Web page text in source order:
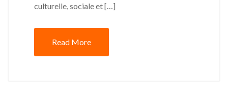
culturelle, sociale et […]
Read More